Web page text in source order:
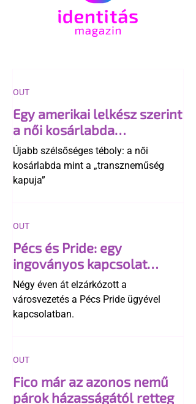
Egy amerikai lelkész szerint
a női kosárlabda
transzneműséghez vezet
Újabb szélsőséges téboly: a női
kosárlabda mint a „transzneműség
kapuja”
OUT
Pécs és Pride: egy
ingoványos kapcsolat
története
Négy éven át elzárkózott a
városvezetés a Pécs Pride ügyével
kapcsolatban.
OUT
Fico már az azonos nemű
párok házasságától retteg
OUT